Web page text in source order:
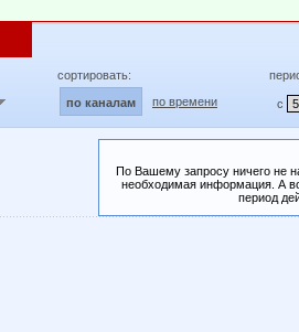
сортировать:
по каналам по времени с
По Вашему запросу ничего не
необходимая информация. А
период